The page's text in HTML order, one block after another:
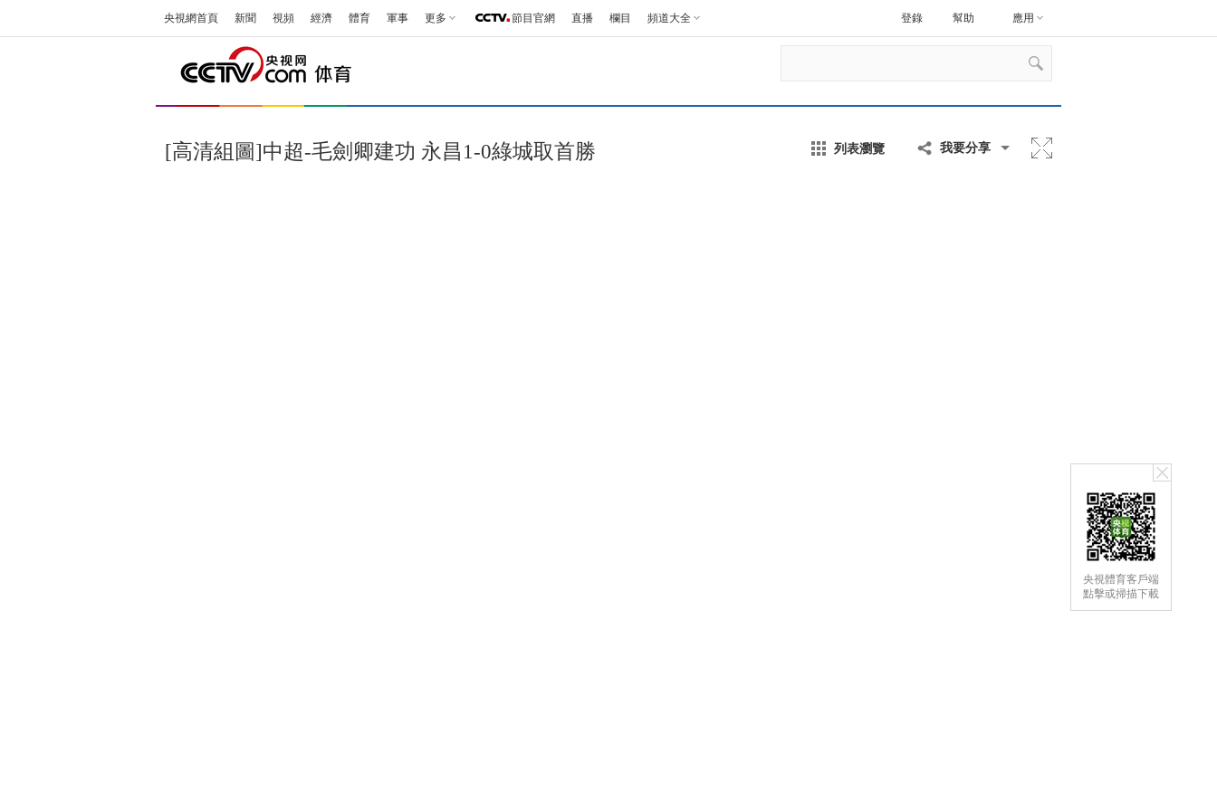
央視體育客戶端
點擊或掃描下載
央視網首頁 新聞 視頻 經濟 體育 軍事 更多 節目官網 直播 欄目 頻道大全 幫助 應用
登錄
[高清組圖]中超-毛劍卿建功 永昌1-0綠城取首勝 列表瀏覽 我要分享